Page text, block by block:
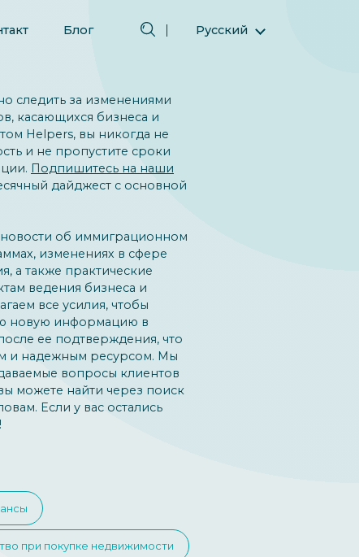
Блог Русский
Español (Испанский)
Türkçe (Турецкий)
следить за изменениями
касающихся бизнеса и
Helpers, вы никогда не
и не пропустите сроки
Подпишитесь на наши
дайджест с основной
об иммиграционном
изменениях в сфере
а также практические
ведения бизнеса и
все усилия, чтобы
новую информацию в
ее подтверждения, что
и надежным ресурсом. Мы
вопросы клиентов
можете найти через поиск
Если у вас остались
при покупке недвижимости